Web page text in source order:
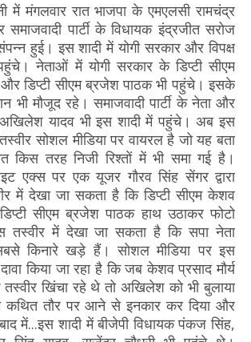
में मंगलवार रात भाजपा के एमएलसी रामचंद्र
पार्टी के विधायक इंद्रजीत सरोज
हुई। इस शादी में योगी सरकार और विपक्ष
नेताओं में योगी सरकार के डिप्टी सीएम
और डिप्टी सीएम ब्रजेश पाठक भी पहुंचे। इसके
भी मौजूद रहे। समाजवादी पार्टी के नेता और
अखिलेश यादव भी इस शादी में पहुंचे। अब इस
सोशल मीडिया पर वायरल है जो यह बता
किस तरह निजी रिश्तों में भी समा गई है।
एक्स पर एक यूजर गौरव सिंह सेंगर द्वारा
में देखा जा सकता है कि डिप्टी सीएम केशव
सीएम ब्रजेश पाठक हाथ उठाकर फोटो
तस्वीर में देखा जा सकता है कि सपा नेता
किनारे खड़े हैं। सोशल मीडिया पर इस
किया जा रहा है कि जब केशव प्रसाद मौर्य
खिंचा रहे थे तो अखिलेश को भी बुलाया
कथित तौर पर आने से इनकार कर दिया और
में...इस शादी में बीजेपी विधायक पंकज सिंह,